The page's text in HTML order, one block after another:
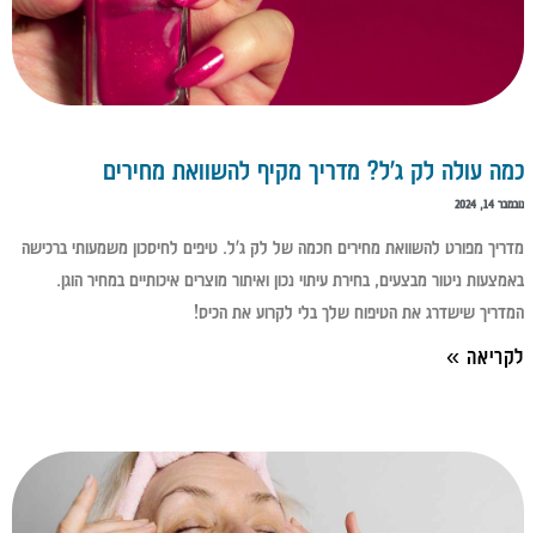
כמה עולה לק ג'ל? מדריך מקיף להשוואת מחירים
נובמבר 14, 2024
מדריך מפורט להשוואת מחירים חכמה של לק ג'ל. טיפים לחיסכון משמעותי ברכישה
באמצעות ניטור מבצעים, בחירת עיתוי נכון ואיתור מוצרים איכותיים במחיר הוגן.
המדריך שישדרג את הטיפוח שלך בלי לקרוע את הכיס!
לקריאה »